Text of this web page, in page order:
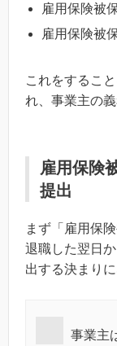
雇用保険被
雇用保険被
これをするこ
れ、事業主の
雇用保険
提出
まず「雇用保
退職した翌日
出する決まり
事業主